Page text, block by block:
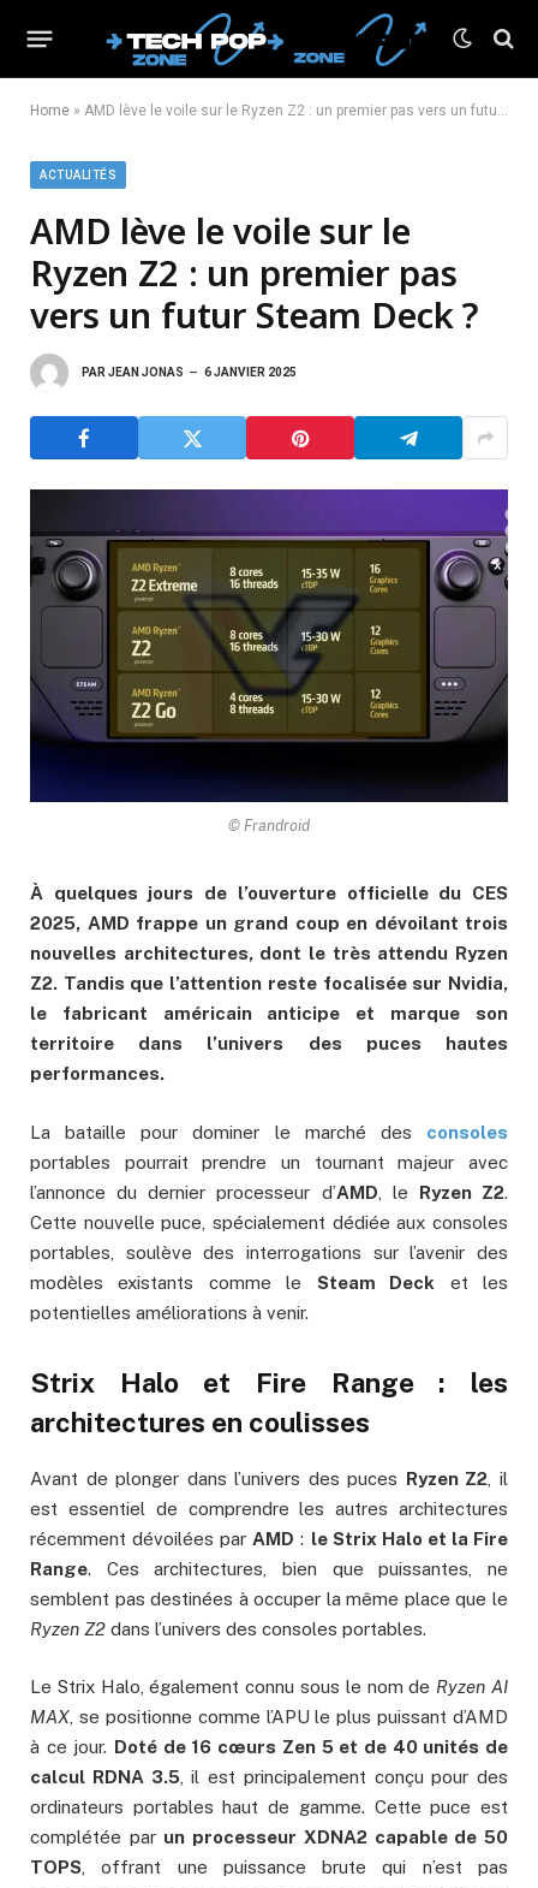
Home » AMD lève le voile sur le Ryzen Z2 : un premier pas vers un futur Steam Deck ?
ACTUALITÉS
AMD lève le voile sur le
Ryzen Z2 : un premier pas
vers un futur Steam Deck ?
PAR JEAN JONAS 6 JANVIER 2025
© Frandroid
À quelques jours de l’ouverture officielle du CES
2025, AMD frappe un grand coup en dévoilant trois
nouvelles architectures, dont le très attendu Ryzen
Z2. Tandis que l’attention reste focalisée sur Nvidia,
le fabricant américain anticipe et marque son
territoire dans l’univers des puces hautes
performances.
La bataille pour dominer le marché des consoles
portables pourrait prendre un tournant majeur avec
l’annonce du dernier processeur d’AMD , le Ryzen Z2.
Cette nouvelle puce, spécialement dédiée aux consoles
portables, soulève des interrogations sur l’avenir des
modèles existants comme le Steam Deck et les
potentielles améliorations à venir.
Strix Halo et Fire Range : les
architectures en coulisses
Avant de plonger dans l’univers des puces Ryzen Z2 , il
est essentiel de comprendre les autres architectures
récemment dévoilées par AMD : le Strix Halo et la Fire
Range. Ces architectures, bien que puissantes, ne
semblent pas destinées à occuper la même place que le
Ryzen Z2 dans l’univers des consoles portables.
Le Strix Halo, également connu sous le nom de Ryzen AI
MAX , se positionne comme l’APU le plus puissant d’AMD
à ce jour. Doté de 16 cœurs Zen 5 et de 40 unités de
calcul RDNA 3.5 , il est principalement conçu pour des
ordinateurs portables haut de gamme. Cette puce est
complétée par un processeur XDNA2 capable de 50
TOPS , offrant une puissance brute qui n’est pas